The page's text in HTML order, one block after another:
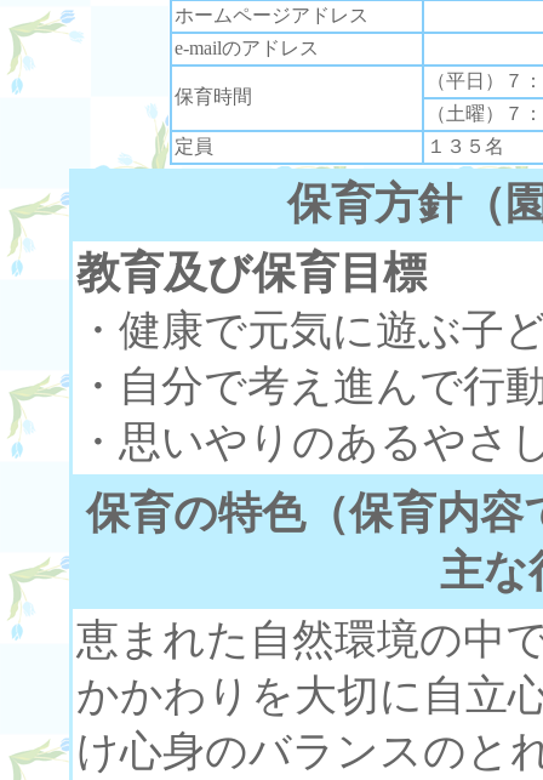
ホームページアドレス
e-mailのアドレス
保育時間
（平日）７
（土曜）７
定員
１３５名
保育方針（
教育及び保育目標
・健康で元気に遊ぶ子
・自分で考え進んで行
・思いやりのあるやさ
保育の特色（保育内
主な
恵まれた自然環境の中
かかわりを大切に自立
け心身のバランスのと